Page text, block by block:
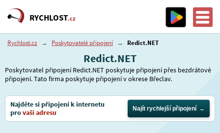
RYCHLOST.cz
Rychlost.cz → Poskytovatelé připojení → Redict.NET
Redict.NET
Poskytovatel připojení Redict.NET poskytuje připojení přes bezdrátové
připojení. Tato firma poskytuje připojení v okrese Břeclav.
Najděte si připojení k internetu
provaši adresu Najít rychlejší připojení